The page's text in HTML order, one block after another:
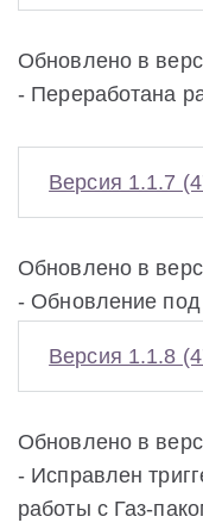
Обновлено в
- Переработана
Версия 1.1.7
Обновлено в
- Обновление под
Версия 1.1.8
Обновлено в
- Исправлен
работы с Газ-